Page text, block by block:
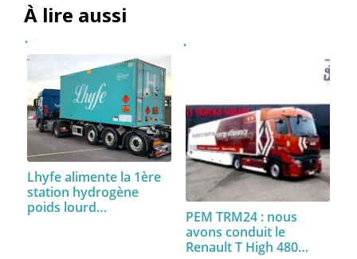
À lire aussi
Lhyfe alimente la 1ère
station hydrogène
poids lourd…
PEM TRM24 : nous
avons conduit le
Renault T High 480…